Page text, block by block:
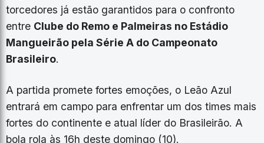
torcedores já estão garantidos para o confronto
entre Clube do Remo e Palmeiras no Estádio
Mangueirão pela Série A do Campeonato
Brasileiro.
A partida promete fortes emoções, o Leão Azul
entrará em campo para enfrentar um dos times mais
fortes do continente e atual líder do Brasileirão. A
bola rola às 16h deste domingo (10).